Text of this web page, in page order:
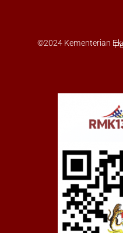
©2024 Kementerian